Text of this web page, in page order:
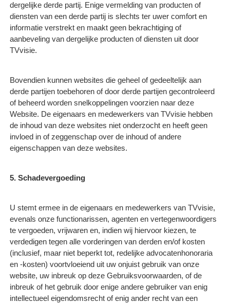
dergelijke derde partij. Enige vermelding van producten of
diensten van een derde partij is slechts ter uwer comfort en
informatie verstrekt en maakt geen bekrachtiging of
aanbeveling van dergelijke producten of diensten uit door
TVvisie.
Bovendien kunnen websites die geheel of gedeeltelijk aan
derde partijen toebehoren of door derde partijen gecontroleerd
of beheerd worden snelkoppelingen voorzien naar deze
Website. De eigenaars en medewerkers van TVvisie hebben
de inhoud van deze websites niet onderzocht en heeft geen
invloed in of zeggenschap over de inhoud of andere
eigenschappen van deze websites.
5. Schadevergoeding
U stemt ermee in de eigenaars en medewerkers van TVvisie,
evenals onze functionarissen, agenten en vertegenwoordigers
te vergoeden, vrijwaren en, indien wij hiervoor kiezen, te
verdedigen tegen alle vorderingen van derden en/of kosten
(inclusief, maar niet beperkt tot, redelijke advocatenhonoraria
en -kosten) voortvloeiend uit uw onjuist gebruik van onze
website, uw inbreuk op deze Gebruiksvoorwaarden, of de
inbreuk of het gebruik door enige andere gebruiker van enig
intellectueel eigendomsrecht of enig ander recht van een